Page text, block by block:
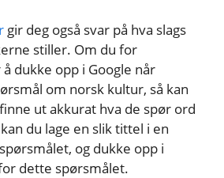
gir deg også svar på hva slags
stiller. Om du for
dukke opp i Google når
om norsk kultur, så kan
ut akkurat hva de spør ord
du lage en slik tittel i en
og dukke opp i
dette spørsmålet.